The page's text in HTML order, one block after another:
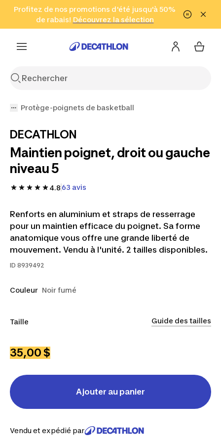
Aller à la recherche Aller au contenu Aller au pied de
Profitez de nos promotions d'été jusqu'à 50%
de rabais! Découvrez la sélection
Cliquez ici
en seulement 2 h!
(Zones sélectionnées)
Protège-poignets de basketball
DECATHLON
Maintien poignet, droit ou gauche
niveau 5
4.8 63 avis
Renforts en aluminium et straps de resserrage
pour un maintien efficace du poignet. Sa forme
anatomique vous offre une grande liberté de
mouvement. Vendu à l'unité. 2 tailles disponibles.
ID 8939492
Couleur Noir fumé
Taille
Guide des tailles
35,00 $
Ajouter au panier
Vendu et expédié par